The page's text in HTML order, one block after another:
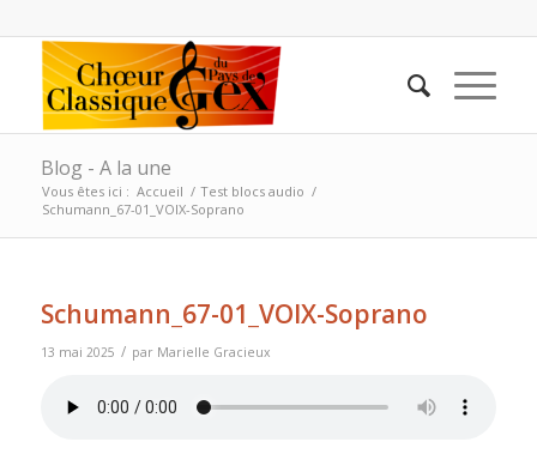
Blog - A la une
Vous êtes ici : Accueil / Test blocs audio /
Schumann_67-01_VOIX-Soprano
Schumann_67-01_VOIX-Soprano
13 mai 2025 / par Marielle Gracieux